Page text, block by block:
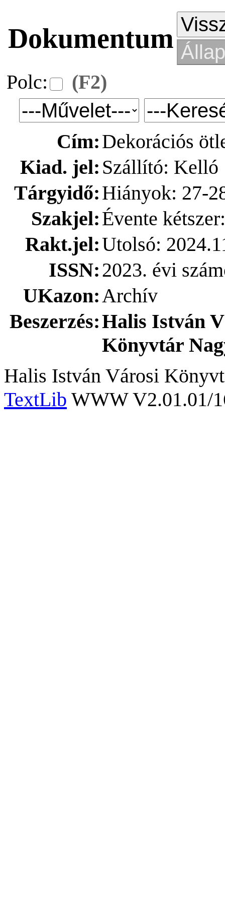
Dokumentum
Polc: (F2)
Cím:Dekorációs
Kiad. jel: Szállító: Kelló
Tárgyidő:Hiányok: 27-
Szakjel:Évente
Rakt.jel:Utolsó:
ISSN:2023. évi
UKazon:Archív
Beszerzés:Halis István
Könyvtár
Halis István Városi
TextLib WWW V2.01.01/